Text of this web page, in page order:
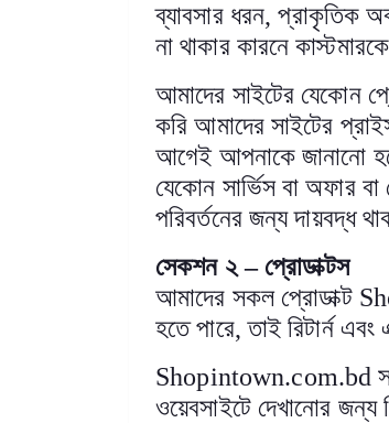
ব্যাবসার ধরন,প্রাকৃতিক
না থাকার কারনে
আমাদের সাইটের যেকোন
করি আমাদের সাইটের
আগেই আপনাকে জানানো
যেকোন সার্ভিস বা অফার বা
পরিবর্তনের জন্য দায়বদ্ধ
সেকশন ২–প্রোডাক্টস
আমাদের সকল প্রোডাক্ট
হতে পারে,তাই রিটার্ন
Shopintown.com.bd
ওয়েবসাইটে দেখানোর জন্য